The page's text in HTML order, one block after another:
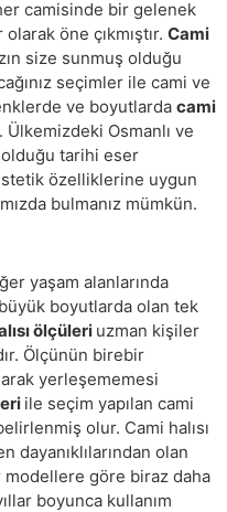
camisinde bir gelenek
öne çıkmıştır. Cami
size sunmuş olduğu
seçimler ile cami ve
ve boyutlarda cami
Ülkemizdeki Osmanlı ve
tarihi eser
özelliklerine uygun
bulmanız mümkün.
yaşam alanlarında
boyutlarda olan tek
ölçüleri uzman kişiler
Ölçünün birebir
yerleşememesi
ile seçim yapılan cami
olur. Cami halısı
dayanıklılarından olan
modellere göre biraz daha
boyunca kullanım